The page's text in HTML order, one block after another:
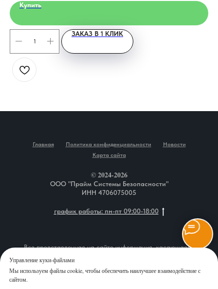
Управление куки-файлами
Мы используем файлы cookie, чтобы обеспечить наилучшее взаимодействие с
сайтом.
Купить
ЗАКАЗ В 1 КЛИК
Главная Политика конфиденциальности
Новости
Карта сайта
© 2024-2026
ООО "Прайм Системы Безопасности"
ИНН 4706075005
график работы: пн-пт 09:00-18:00
Вся представленная на сайте информация, касающаяся
описания товаров, технических характеристик, наличия на
стоимости продукции и сервисного обслуживания, носит